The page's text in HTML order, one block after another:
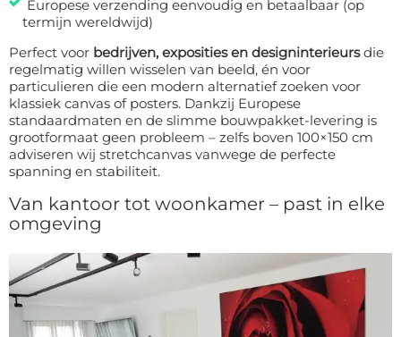
Europese verzending eenvoudig en betaalbaar (op
termijn wereldwijd)
Perfect voor bedrijven, exposities en designinterieursdie
regelmatig willen wisselen van beeld, én voor
particulieren die een modern alternatief zoeken voor
klassiek canvas of posters. Dankzij Europese
standaardmaten en de slimme bouwpakket-levering is
grootformaat geen probleem – zelfs boven 100×150 cm
adviseren wij stretchcanvas vanwege de perfecte
spanning en stabiliteit.
Van kantoor tot woonkamer – past in elke
omgeving